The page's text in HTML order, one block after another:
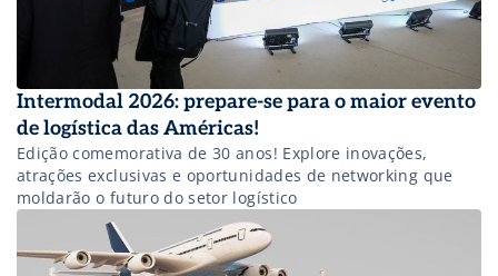
Intermodal 2026: prepare-se para o maior evento
de logística das Américas!
Edição comemorativa de 30 anos! Explore inovações,
atrações exclusivas e oportunidades de networking que
moldarão o futuro do setor logístico